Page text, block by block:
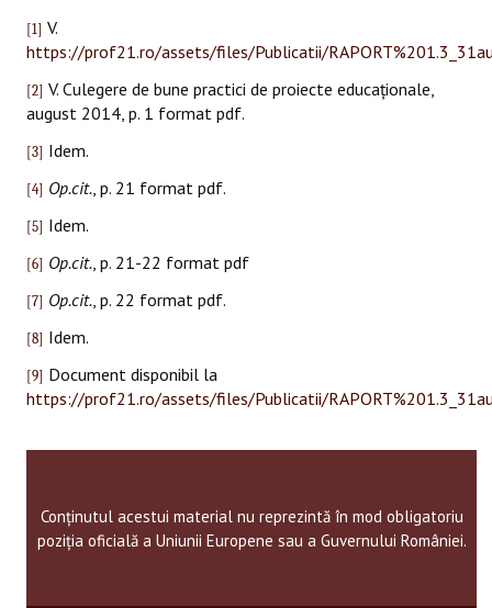
[1] V.
https://prof21.ro/assets/files/Publicatii/
[2] V. Culegere de bune practici de proiecte educaţionale,
august 2014, p. 1 format pdf.
[3] Idem.
[4] Op.cit. , p. 21 format pdf.
[5] Idem.
[6] Op.cit. , p. 21-22 format pdf
[7] Op.cit. , p. 22 format pdf.
[8] Idem.
[9] Document disponibil la
https://prof21.ro/assets/files/Publicatii/
Conținutul acestui material nu reprezintă în mod obligatoriu
poziția oficială a Uniunii Europene sau a Guvernului României.